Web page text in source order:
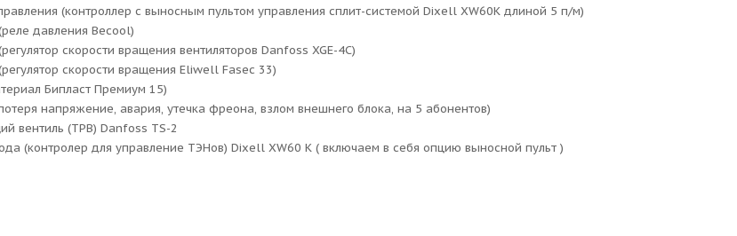
(контроллер с выносным пультом управления сплит-системой Dixell XW60K длиной 5 п/м)
давления Becool)
скорости вращения вентиляторов Danfoss XGE-4C)
скорости вращения Eliwell Fasec 33)
Бипласт Премиум 15)
напряжение, авария, утечка фреона, взлом внешнего блока, на 5 абонентов)
вентиль (ТРВ) Danfoss TS-2
(контролер для управление ТЭНов) Dixell XW60 K ( включаем в себя опцию выносной пульт )